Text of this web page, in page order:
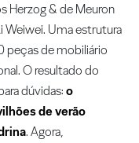
Herzog & de Meuron
Weiwei. Uma estrutura
peças de mobiliário
O resultado do
dúvidas:o
de verão
. Agora,